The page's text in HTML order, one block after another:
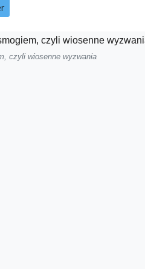
czyli wiosenne wyzwania